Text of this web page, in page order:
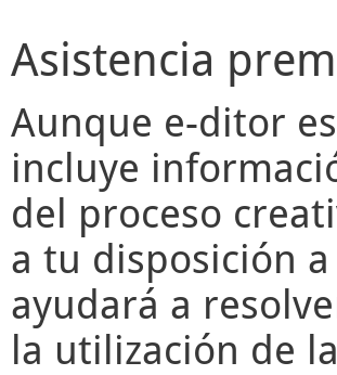
Asistencia
Aunque e-ditor
incluye
del proceso
a tu disposición
ayudará a
la utilización de